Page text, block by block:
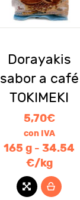
Dorayakis
sabor a café
TOKIMEKI
5,70€
con IVA
165 g - 34.54
€/kg